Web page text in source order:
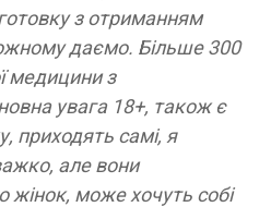
з отриманням
даємо. Більше 300
медицини з
увага 18+, також є
приходять самі, я
але вони
жінок, може хочуть собі